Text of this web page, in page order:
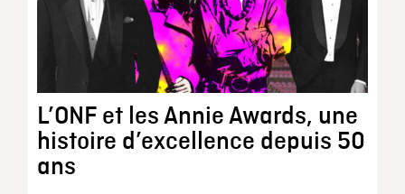
L’ONF et les Annie Awards, une
histoire d’excellence depuis 50
ans